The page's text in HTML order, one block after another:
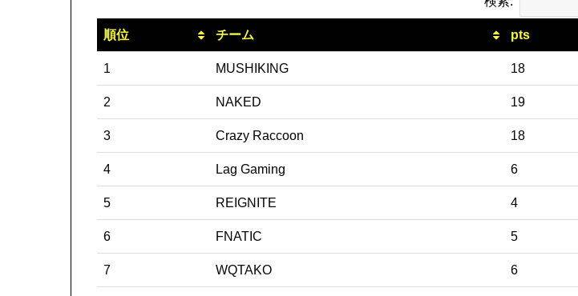
順位 チーム pts
1 MUSHIKING 18
2 NAKED 19
3 Crazy Raccoon 18
4 Lag Gaming 6
5 REIGNITE 4
6 FNATIC 5
7 WQTAKO 6